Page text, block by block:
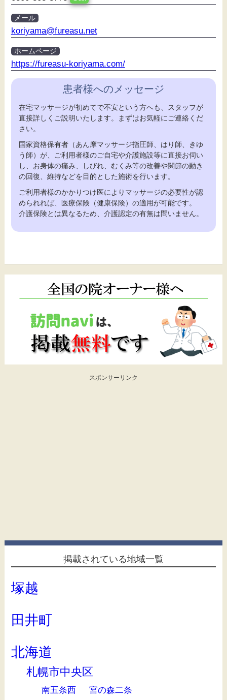
メール
koriyama@fureasu.net
ホームページ
https://fureasu-koriyama.com/
患者様へのメッセージ
在宅マッサージが初めてで不安という方へも、スタッフが
直接詳しくご説明いたします。まずはお気軽にご連絡くだ
さい。
国家資格保有者（あん摩マッサージ指圧師、はり師、きゆ
う師）が、ご利用者様のご自宅や介護施設等に直接お伺い
し、お身体の痛み、しびれ、むくみ等の改善や関節の動き
の回復、維持などを目的とした施術を行います。
ご利用者様のかかりつけ医によりマッサージの必要性が認
められれば、医療保険（健康保険）の適用が可能です。
介護保険とは異なるため、介護認定の有無は問いません。
スポンサーリンク
掲載されている地域一覧
塚越
田井町
北海道
札幌市中央区
南五条西 宮の森二条